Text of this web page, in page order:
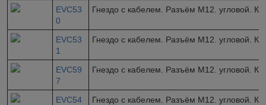
EVC53
0
Гнездо с кабелем. Разъём M12. угловой.
EVC53
1
Гнездо с кабелем. Разъём M12. угловой.
EVC59
7
Гнездо с кабелем. Разъём M12. угловой.
EVC54
Гнездо с кабелем. Разъём M12. угловой.